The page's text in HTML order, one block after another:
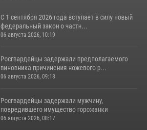
С 1 сентября 2026 года вступает в силу новый
федеральный закон о частн...
06 августа 2026, 10:19
Росгвардейцы задержали предполагаемого
виновника причинения ножевого р...
06 августа 2026, 09:18
Росгвардейцы задержали мужчину,
повредившего имущество горожанки
06 августа 2026, 08:17